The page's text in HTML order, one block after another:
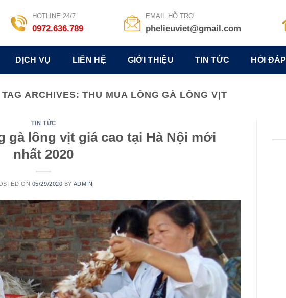
HOTLINE 24/7
0972.636.789
EMAIL HỖ TRỢ
phelieuviet@gmail.com
DỊCH VỤ LIÊN HỆ GIỚI THIỆU TIN TỨC HỎI ĐÁP
TAG ARCHIVES:THU MUA LÔNG GÀ LÔNG VỊT
TIN TỨC
gà lông vịt giá cao tại Hà Nội mới
nhất 2020
ON 05/29/2020 BY ADMIN